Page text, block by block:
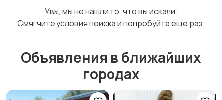
Организация
Фото- и видеосъемка
Увы, мы не нашли то, что вы искали.
Смягчите условия поиска и попробуйте еще раз.
Объявления в ближайших
городах